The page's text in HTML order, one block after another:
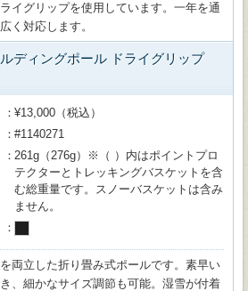
イグリップを使用しています。一年を通
く対応します。
ディングポール ドライグリップ
¥13,000（税込）
#1140271
261g（276g）※（ ）内はポイントプロ
テクターとトレッキングバスケットを含
む総重量です。スノーバスケットは含み
ません。
両立した折り畳み式ポールです。素早い
、細かなサイズ調節も可能。湿雪が付着